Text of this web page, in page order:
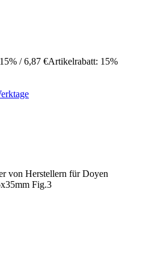
/ 6,87 €Artikelrabatt: 15%
von Herstellern für Doyen
Fig.3